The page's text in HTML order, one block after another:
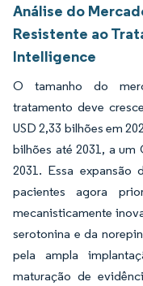
Análise do
Resistente ao
Intelligence
O tamanho do
tratamento deve
USD 2,33 bilhões em
bilhões até 2031, a um
2031. Essa expansão
pacientes agora
mecanisticamente
serotonina e da
pela ampla
maturação de